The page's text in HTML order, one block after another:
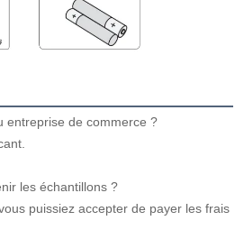
entreprise de commerce ?
les échantillons ?
puissiez accepter de payer les frais